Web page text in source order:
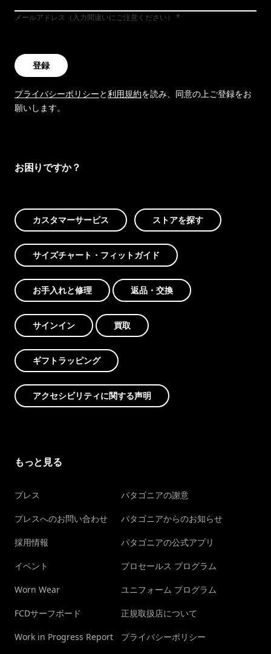
メールアドレス（入力間違いにご注意ください）
登録
プライバシーポリシーと利用規約を読み、同意の上ご登録をお
願いします。
お困りですか？
カスタマーサービス ストアを探す
サイズチャート・フィットガイド
お手入れと修理 返品・交換
サインイン 買取
ギフトラッピング
アクセシビリティに関する声明
もっと見る
プレス
プレスへのお問い合わせ
採用情報
イベント
Worn Wear
FCDサーフボード
Work in Progress Report
パタゴニアの謝意
パタゴニアからのお知らせ
パタゴニアの公式アプリ
プロセールス プログラム
ユニフォーム プログラム
正規取扱店について
プライバシーポリシー